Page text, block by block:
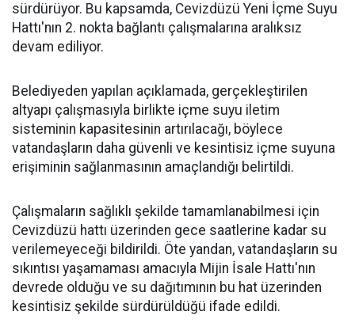
sürdürüyor. Bu kapsamda, Cevizdüzü Yeni İçme Suyu
Hattı'nın 2. nokta bağlantı çalışmalarına aralıksız
devam ediliyor.
Belediyeden yapılan açıklamada, gerçekleştirilen
altyapı çalışmasıyla birlikte içme suyu iletim
sisteminin kapasitesinin artırılacağı, böylece
vatandaşların daha güvenli ve kesintisiz içme suyuna
erişiminin sağlanmasının amaçlandığı belirtildi.
Çalışmaların sağlıklı şekilde tamamlanabilmesi için
Cevizdüzü hattı üzerinden gece saatlerine kadar su
verilemeyeceği bildirildi. Öte yandan, vatandaşların su
sıkıntısı yaşamaması amacıyla Mijin İsale Hattı'nın
devrede olduğu ve su dağıtımının bu hat üzerinden
kesintisiz şekilde sürdürüldüğü ifade edildi.